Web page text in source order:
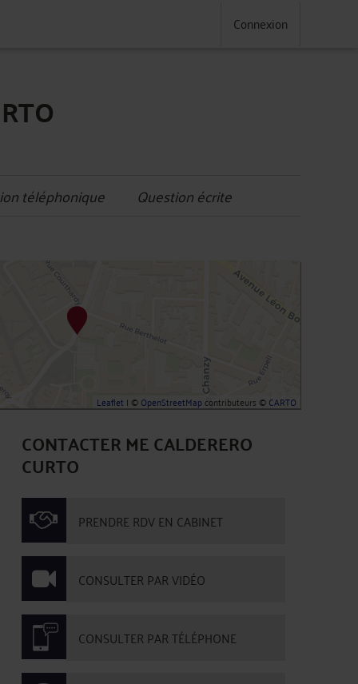
Connexion
téléphonique Question écrite
Leaflet | ©OpenStreetMapcontributeurs ©CARTO
CONTACTER ME CALDERERO
CURTO
PRENDRE RDV EN CABINET
CONSULTER PAR VIDÉO
CONSULTER PAR TÉLÉPHONE